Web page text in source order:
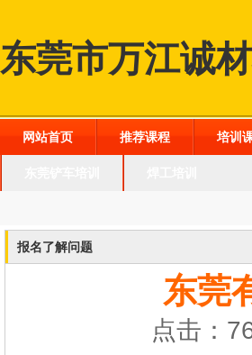
东莞市万江诚
网站首页 推荐课程 培训
报名了解问题
东莞
点击：